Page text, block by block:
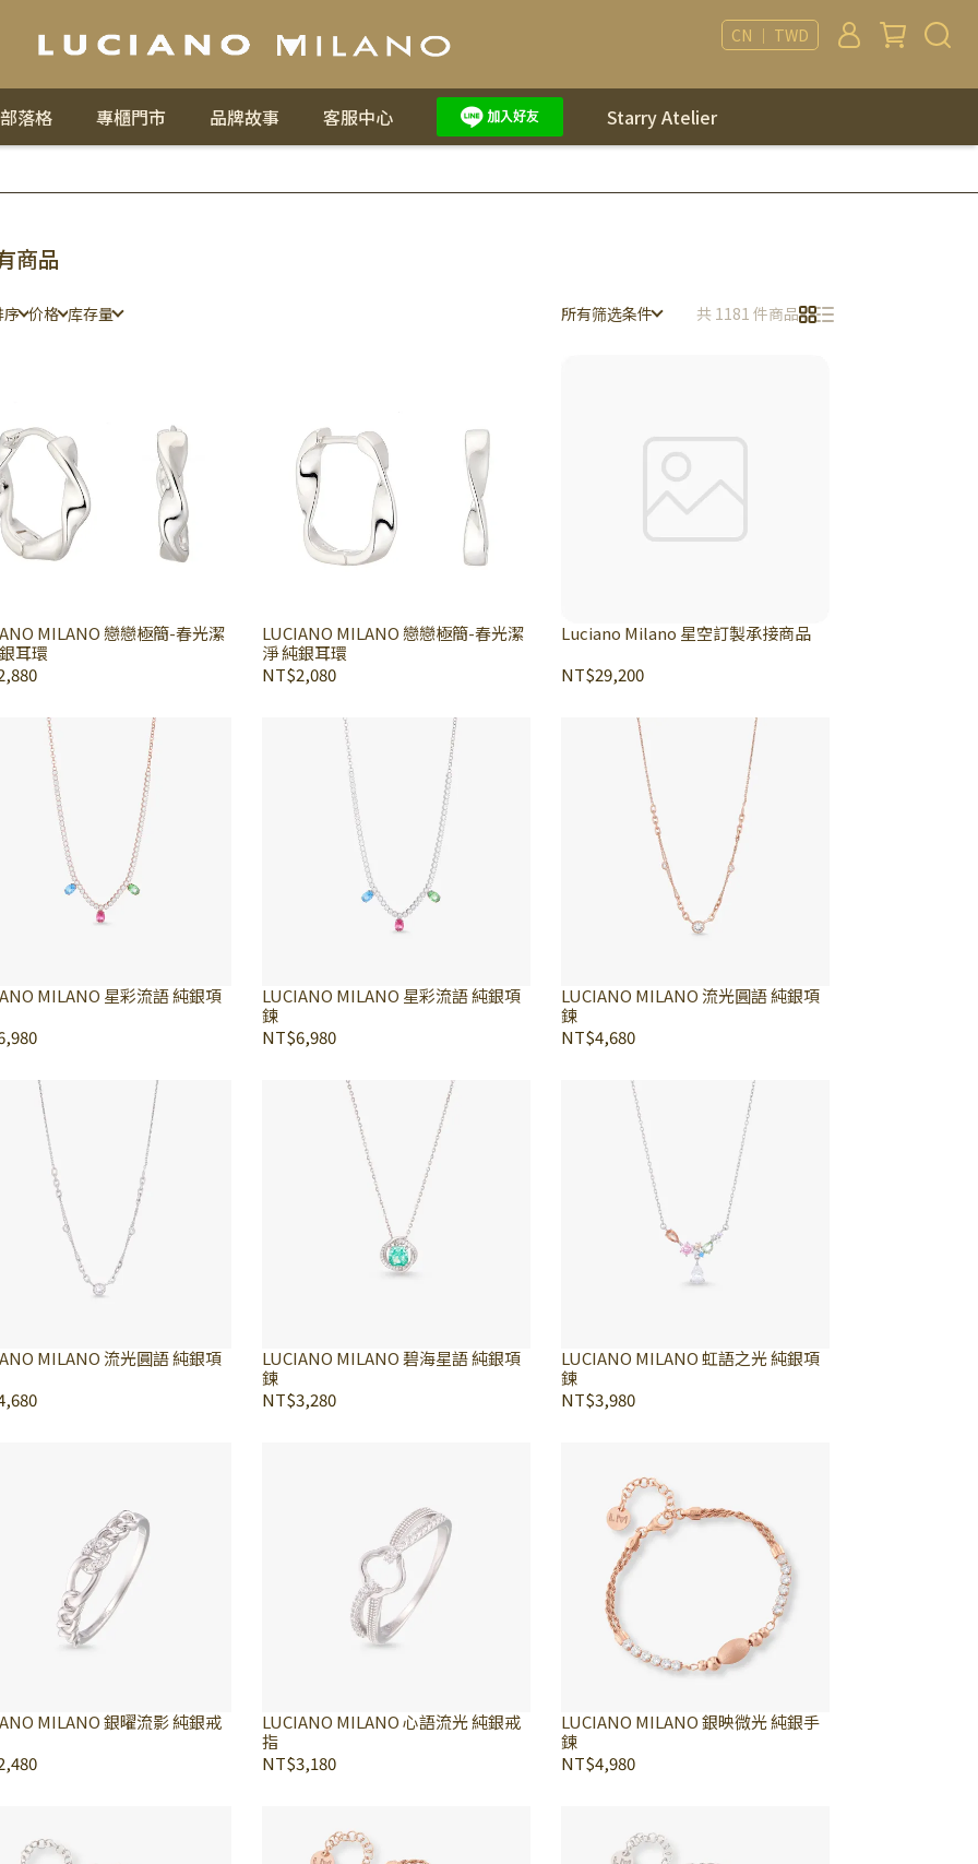
CN ｜ TWD
部落格 專櫃門市 品牌故事 客服中心 Starry Atelier
商品
序 价格 库存量 所有筛选条件 共 1181 件商品
MILANO 戀戀極簡-春光潔
耳環
LUCIANO MILANO 戀戀極簡-春光潔
淨 純銀耳環
NT$2,080
Luciano Milano 星空訂製承接商品
NT$29,200
MILANO 星彩流語 純銀項
LUCIANO MILANO 星彩流語 純銀項
鍊
NT$6,980
LUCIANO MILANO 流光圓語 純銀項
鍊
NT$4,680
MILANO 流光圓語 純銀項
LUCIANO MILANO 碧海星語 純銀項
鍊
NT$3,280
LUCIANO MILANO 虹語之光 純銀項
鍊
NT$3,980
MILANO 銀曜流影 純銀戒
LUCIANO MILANO 心語流光 純銀戒
指
NT$3,180
LUCIANO MILANO 銀映微光 純銀手
鍊
NT$4,980